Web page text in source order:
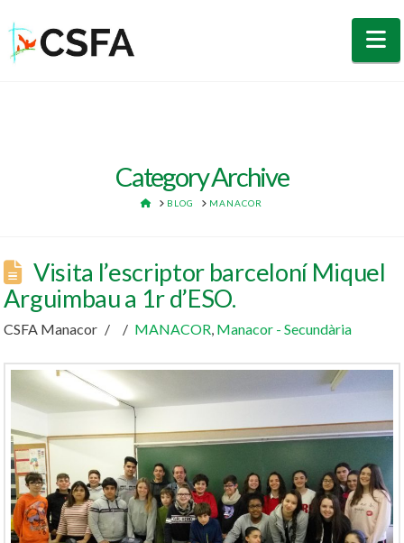
Category Archive
HOME
BLOG MANACOR
Visita l’escriptor barceloní Miquel
Arguimbau a 1r d’ESO.
CSFA Manacor MANACOR, Manacor - Secundària